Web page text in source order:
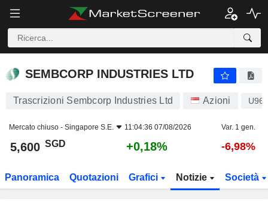
SEMBCORP INDUSTRIES LTD
SEMBCORP INDUSTRIES LTD
Trascrizioni Sembcorp Industries Ltd Azioni U96
Mercato chiuso - Singapore S.E. 11:04:36 07/08/2026 Var. 1 gen.
5,600 SGD +0,18% -6,98%
Panoramica Quotazioni Grafici Notizie Società